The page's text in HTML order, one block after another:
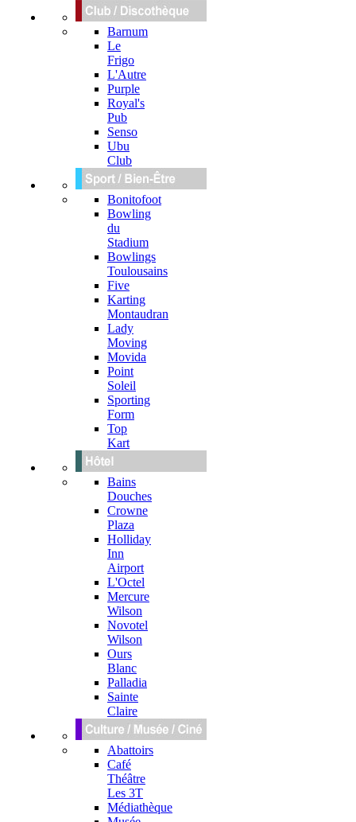
Barnum
Le
Frigo
L'Autre
Purple
Royal's
Pub
Senso
Ubu
Club
Bonitofoot
Bowling
du
Stadium
Bowlings
Toulousains
Five
Karting
Montaudran
Lady
Moving
Movida
Point
Soleil
Sporting
Form
Top
Kart
Bains
Douches
Crowne
Plaza
Holliday
Inn
Airport
L'Octel
Mercure
Wilson
Novotel
Wilson
Ours
Blanc
Palladia
Sainte
Claire
Abattoirs
Café
Théâtre
Les 3T
Médiathèque